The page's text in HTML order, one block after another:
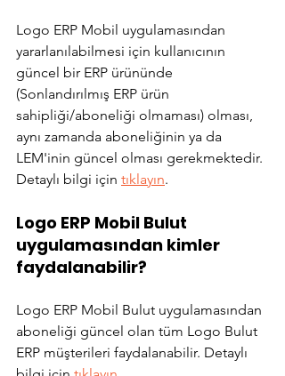
Logo ERP Mobil uygulamasından
yararlanılabilmesi için kullanıcının
güncel bir ERP ürününde
(Sonlandırılmış ERP ürün
sahipliği/aboneliği olmaması) olması,
aynı zamanda aboneliğinin ya da
LEM'inin güncel olması gerekmektedir.
Detaylı bilgi için tıklayın.
Logo ERP Mobil Bulut
uygulamasından kimler
faydalanabilir?
Logo ERP Mobil Bulut uygulamasından
aboneliği güncel olan tüm Logo Bulut
ERP müşterileri faydalanabilir. Detaylı